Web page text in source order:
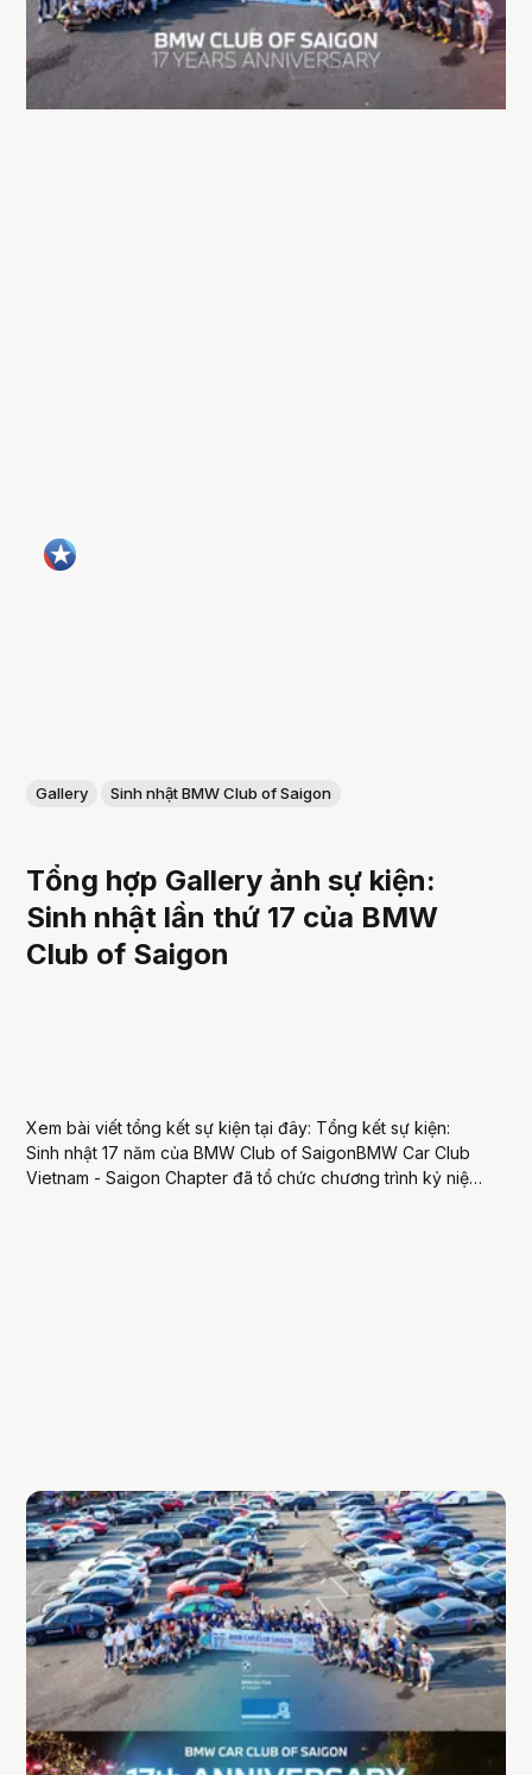
Gallery Sinh nhật BMW Club of Saigon
Tổng hợp Gallery ảnh sự kiện:
Sinh nhật lần thứ 17 của BMW
Club of Saigon
Xem bài viết tổng kết sự kiện tại đây: Tổng kết sự kiện:
Sinh nhật 17 năm của BMW Club of SaigonBMW Car Club
Vietnam - Saigon Chapter đã tổ chức chương trình kỷ niệm